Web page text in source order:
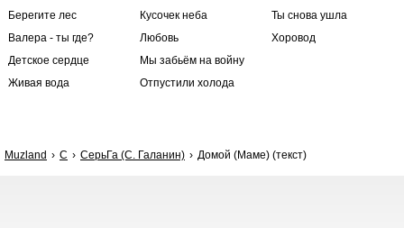
Берегите лес
Валера - ты где?
Детское сердце
Живая вода
Кусочек неба
Любовь
Мы забьём на войну
Отпустили холода
Ты снова ушла
Хоровод
Muzland С СерьГа (С. Галанин) Домой (Маме) (текст)